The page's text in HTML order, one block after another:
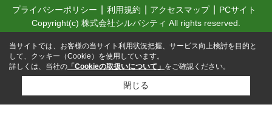
プライバシーポリシー 利用規約 アクセスマップ
PCサイト
Copyright(c) 株式会社シルバシティ All rights reserved.
当サイトでは、お客様の当サイト利用状況把握、サービス向上検討を目的と
して、クッキー（Cookie）を使用しています。
詳しくは、当社の 「Cookieの取扱いについて」 をご確認ください。
閉じる